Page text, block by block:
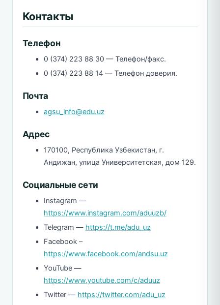
Контакты
Телефон
0 (374) 223 88 30 — Телефон/факс.
0 (374) 223 88 14 — Телефон доверия.
Почта
agsu_info@edu.uz
Адрес
170100, Республика Узбекистан, г.
Андижан, улица Университетская, дом 129.
Социальные сети
Instagram —
https://www.instagram.com/aduuzb/
Telegram — https://t.me/adu_uz
Facebook –
https://www.facebook.com/andsu.uz
YouTube —
https://www.youtube.com/c/aduuz
Twitter — https://twitter.com/adu_uz